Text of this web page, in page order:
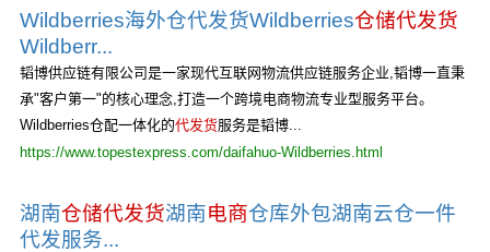
Wildberries海外仓代发货Wildberries仓储代发货
Wildberr...
韬博供应链有限公司是一家现代互联网物流供应链服务企业,韬博一直秉
承"客户第一"的核心理念,打造一个跨境电商物流专业型服务平台。
Wildberries仓配一体化的代发货服务是韬博...
https://www.topestexpress.com/daifahuo-Wildberries.html
湖南仓储代发货湖南电商仓库外包湖南云仓一件
代发服务...